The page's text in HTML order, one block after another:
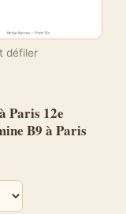
défiler
Paris 12e
B9 à Paris